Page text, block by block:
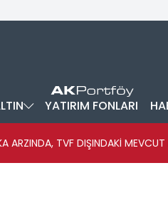
YATIRIM FONLARI
ARZINDA, TVF DIŞINDAKİ